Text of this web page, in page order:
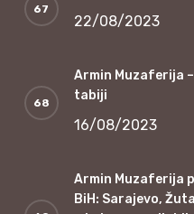
22/08/2023
Armin Muzaferija
tabiji
16/08/2023
Armin Muzaferija
BiH: Sarajevo,